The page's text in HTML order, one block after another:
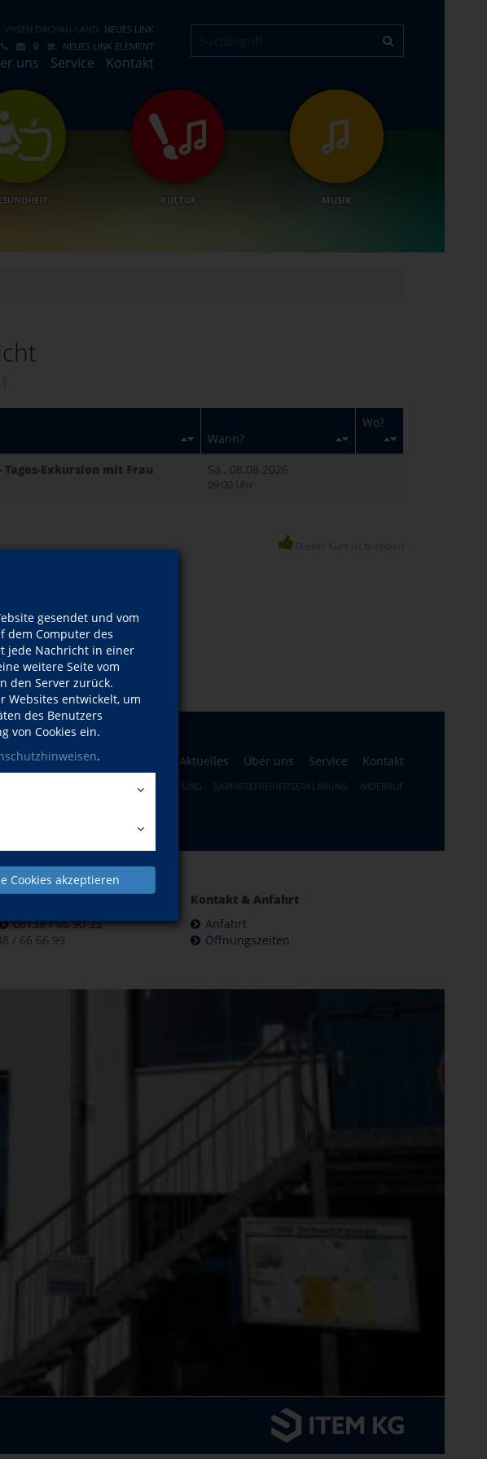
gesendet und vom
dem Computer des
jede Nachricht in einer
weitere Seite vom
den Server zurück.
Websites entwickelt, um
des Benutzers
von Cookies ein.
.
Cookies akzeptieren
VHSEN DACHAU-LAND NEUES LINK
NEUES LINK ELEMENT
uns Service Kontakt
KULTUR MUSIK
1
Wann?
Wo?
Exkursion mit Frau
Sa., 08.08.2026
09:00 Uhr
Aktuelles Über uns Service Kontakt
WIDERRUFSBELEHRUNG BARRIEREFREIHEITSERKLÄRUNG WIDERRUF
Fax
08138 / 66 90 33
/ 66 66 99
Kontakt & Anfahrt
Anfahrt
Öffnungszeiten